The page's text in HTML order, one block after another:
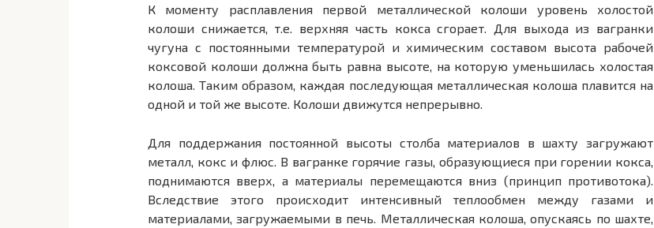
К моменту расплавления первой металлической колоши уровень холостой
колоши снижается, т.е. верхняя часть кокса сгорает. Для выхода из вагранки
чугуна с постоянными температурой и химическим составом высота рабочей
коксовой колоши должна быть равна высоте, на которую уменьшилась холостая
колоша. Таким образом, каждая последующая металлическая колоша плавится на
одной и той же высоте. Колоши движутся непрерывно.
Для поддержания постоянной высоты столба материалов в шахту загружают
металл, кокс и флюс. В вагранке горячие газы, образующиеся при горении кокса,
поднимаются вверх, а материалы перемещаются вниз (принцип противотока).
Вследствие этого происходит интенсивный теплообмен между газами и
материалами, загружаемыми в печь. Металлическая колоша, опускаясь по шахте,